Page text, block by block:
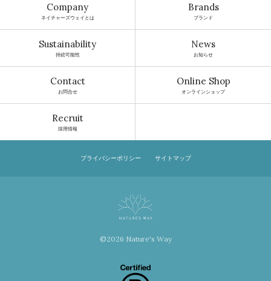
Company
ネイチャーズウェイとは
Brands
ブランド
Sustainability
持続可能性
News
お知らせ
Contact
お問合せ
Online Shop
オンラインショップ
Recruit
採用情報
プライバシーポリシー サイトマップ
©2026 Nature's Way